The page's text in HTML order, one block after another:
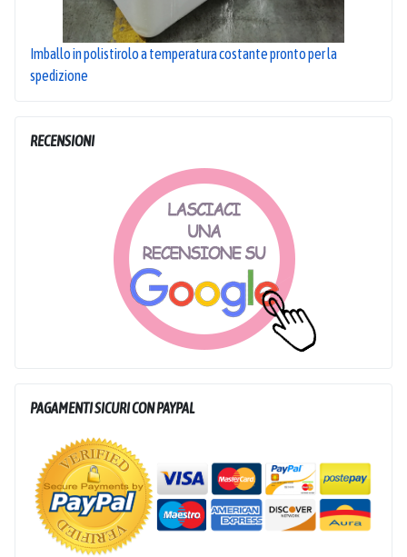
Imballo in polistirolo a temperatura costante pronto per la
spedizione
RECENSIONI
PAGAMENTI SICURI CON PAYPAL